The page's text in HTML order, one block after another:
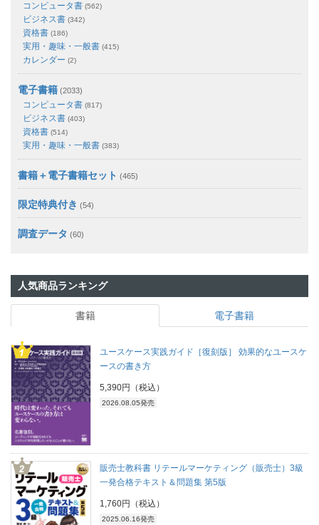
コンピュータ書 (562)
ビジネス書 (342)
資格書 (186)
実用・趣味・一般書 (415)
カレンダー (2)
電子書籍 (2033)
コンピュータ書 (817)
ビジネス書 (403)
資格書 (514)
実用・趣味・一般書 (383)
書籍＋電子書籍セット (465)
限定特典付き (54)
調査データ (60)
人気商品ランキング
書籍 電子書籍
ユースケース実践ガイド［復刻版］ 効果的なユースケ
ースの書き方
5,390円（税込）
2026.08.05発売
販売士教科書 リテールマーケティング（販売士）3級
一発合格テキスト＆問題集 第5版
1,760円（税込）
2025.06.16発売